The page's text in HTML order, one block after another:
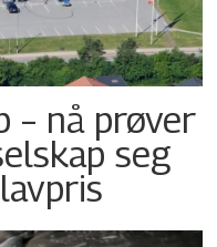
– nå prøver
seg